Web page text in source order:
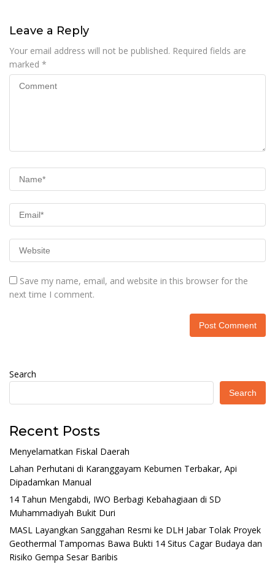
Leave a Reply
Your email address will not be published. Required fields are
marked *
Save my name, email, and website in this browser for the
next time I comment.
Search
Search
Recent Posts
Menyelamatkan Fiskal Daerah
Lahan Perhutani di Karanggayam Kebumen Terbakar, Api
Dipadamkan Manual
14 Tahun Mengabdi, IWO Berbagi Kebahagiaan di SD
Muhammadiyah Bukit Duri
MASL Layangkan Sanggahan Resmi ke DLH Jabar Tolak Proyek
Geothermal Tampomas Bawa Bukti 14 Situs Cagar Budaya dan
Risiko Gempa Sesar Baribis